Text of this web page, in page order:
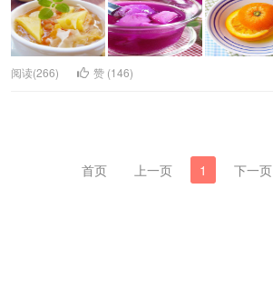
阅读(266) 赞 (146)
首页 上一页 1 下一页